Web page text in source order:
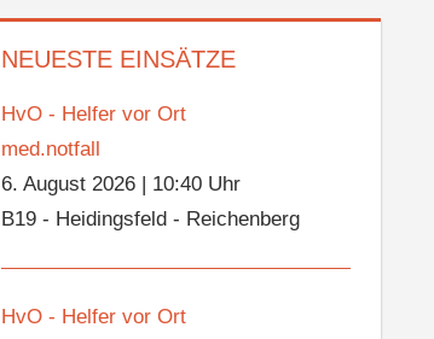
NEUESTE EINSÄTZE
HvO - Helfer vor Ort
med.notfall
6. August 2026
10:40 Uhr
B19 - Heidingsfeld - Reichenberg
HvO - Helfer vor Ort